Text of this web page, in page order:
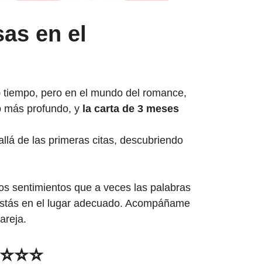
en el
pero en el mundo del romance,
más profundo, y la carta de 3 meses
de las primeras citas, descubriendo
sentimientos que a veces las palabras
en el lugar adecuado. Acompáñame